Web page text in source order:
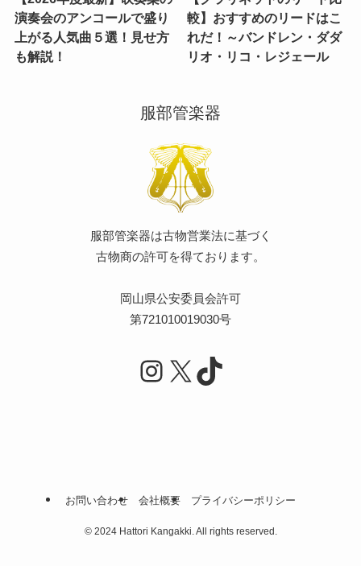
演奏会のアンコールで盛り
上がる人気曲５選！見せ方
も解説！
較】おすすめのリードはこ
れだ！～バンドレン・ダダ
リオ・リコ・レジェール
服部管楽器
服部管楽器は古物営業法に基づく
古物商の許可を得ております。
岡山県公安委員会許可
第721010019030号
Instagram
X TikTok
お問い合わせ 会社概要 プライバシーポリシー
©2024 Hattori Kangakki. All rights reserved.